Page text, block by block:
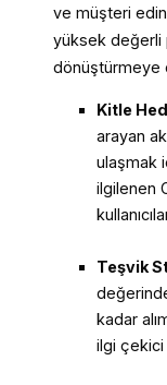
ve müşteri
yüksek değerli
dönüştürmeye
Kitle
arayan
ulaşmak
ilgilenen
Teşvik
kadar
ilgi çekici